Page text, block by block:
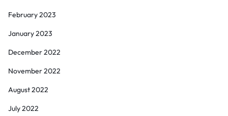
February 2023
January 2023
December 2022
November 2022
August 2022
July 2022